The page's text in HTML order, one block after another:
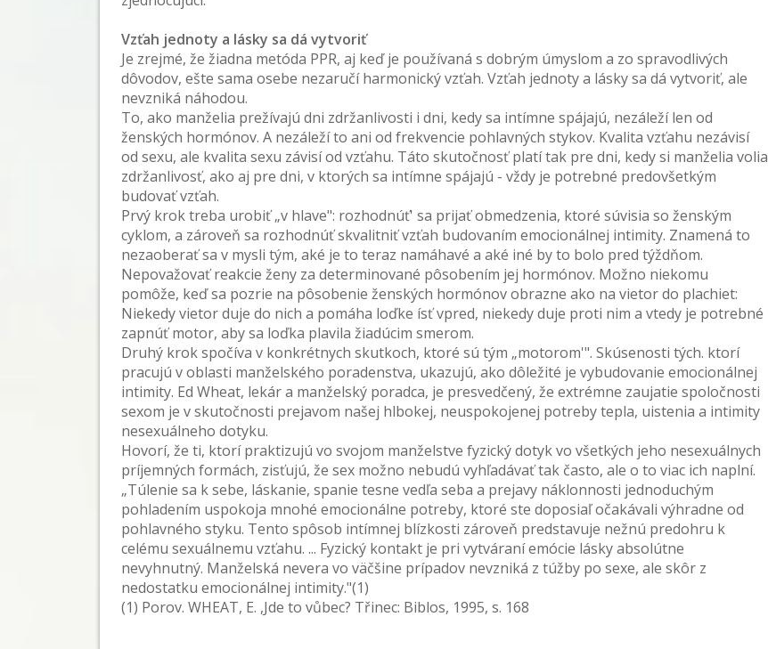
Vzťah jednoty a lásky sa dá vytvoriť
Je zrejmé, že žiadna metóda PPR, aj keď je používaná s dobrým úmyslom a zo spravodlivých
dôvodov, ešte sama osebe nezaručí harmonický vzťah. Vzťah jednoty a lásky sa dá vytvoriť, ale
nevzniká náhodou.
To, ako manželia prežívajú dni zdržanlivosti i dni, kedy sa intímne spájajú, nezáleží len od
ženských hormónov. A nezáleží to ani od frekvencie pohlavných stykov. Kvalita vzťahu nezávisí
od sexu, ale kvalita sexu závisí od vzťahu. Táto skutočnosť platí tak pre dni, kedy si manželia volia
zdržanlivosť, ako aj pre dni, v ktorých sa intímne spájajú - vždy je potrebné predovšetkým
budovať vzťah.
Prvý krok treba urobiť „v hlave": rozhodnúť' sa prijať obmedzenia, ktoré súvisia so ženským
cyklom, a zároveň sa rozhodnúť skvalitniť vzťah budovaním emocionálnej intimity. Znamená to
nezaoberať sa v mysli tým, aké je to teraz namáhavé a aké iné by to bolo pred týždňom.
Nepovažovať reakcie ženy za determinované pôsobením jej hormónov. Možno niekomu
pomôže, keď sa pozrie na pôsobenie ženských hormónov obrazne ako na vietor do plachiet:
Niekedy vietor duje do nich a pomáha loďke ísť vpred, niekedy duje proti nim a vtedy je potrebné
zapnúť motor, aby sa loďka plavila žiadúcim smerom.
Druhý krok spočíva v konkrétnych skutkoch, ktoré sú tým „motorom'". Skúsenosti tých. ktorí
pracujú v oblasti manželského poradenstva, ukazujú, ako dôležité je vybudovanie emocionálnej
intimity. Ed Wheat, lekár a manželský poradca, je presvedčený, že extrémne zaujatie spoločnosti
sexom je v skutočnosti prejavom našej hlbokej, neuspokojenej potreby tepla, uistenia a intimity
nesexuálneho dotyku.
Hovorí, že ti, ktorí praktizujú vo svojom manželstve fyzický dotyk vo všetkých jeho nesexuálnych
príjemných formách, zisťujú, že sex možno nebudú vyhľadávať tak často, ale o to viac ich naplní.
„Túlenie sa k sebe, láskanie, spanie tesne vedľa seba a prejavy náklonnosti jednoduchým
pohladením uspokoja mnohé emocionálne potreby, ktoré ste doposiaľ očakávali výhradne od
pohlavného styku. Tento spôsob intímnej blízkosti zároveň predstavuje nežnú predohru k
celému sexuálnemu vzťahu. ... Fyzický kontakt je pri vytváraní emócie lásky absolútne
nevyhnutný. Manželská nevera vo väčšine prípadov nevzniká z túžby po sexe, ale skôr z
nedostatku emocionálnej intimity."(1)
(1) Porov. WHEAT, E. ,Jde to vůbec? Třinec: Biblos, 1995, s. 168